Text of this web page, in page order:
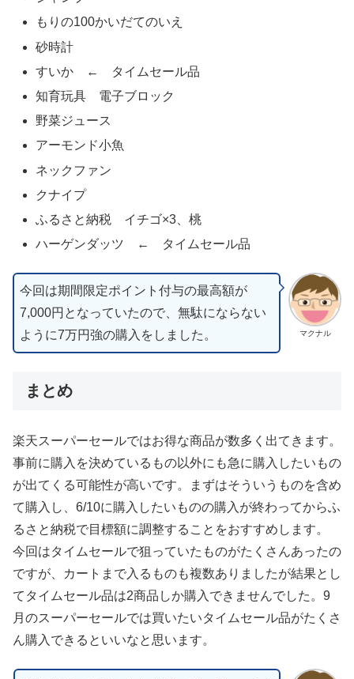
もりの100かいだてのいえ
砂時計
すいか ← タイムセール品
知育玩具 電子ブロック
野菜ジュース
アーモンド小魚
ネックファン
クナイプ
ふるさと納税 イチゴ×3、桃
ハーゲンダッツ ← タイムセール品
マクナル
今回は期間限定ポイント付与の最高額が
7,000円となっていたので、無駄にならない
ように7万円強の購入をしました。
まとめ
楽天スーパーセールではお得な商品が数多く出てきます。
事前に購入を決めているもの以外にも急に購入したいもの
が出てくる可能性が高いです。まずはそういうものを含め
て購入し、6/10に購入したいものの購入が終わってからふ
るさと納税で目標額に調整することをおすすめします。
今回はタイムセールで狙っていたものがたくさんあったの
ですが、カートまで入るものも複数ありましたが結果とし
てタイムセール品は2商品しか購入できませんでした。9
月のスーパーセールでは買いたいタイムセール品がたくさ
ん購入できるといいなと思います。